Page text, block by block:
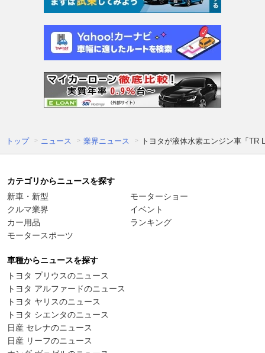
トップ ニュース 業界ニュース トヨタが液体水素エンジン車「TR
カテゴリからニュースを探す
新車・新型
クルマ業界
カー用品
モータースポーツ
モーターショー
イベント
ランキング
車種からニュースを探す
トヨタ プリウスのニュース
トヨタ アルファードのニュース
トヨタ ヤリスのニュース
トヨタ シエンタのニュース
日産 セレナのニュース
日産 リーフのニュース